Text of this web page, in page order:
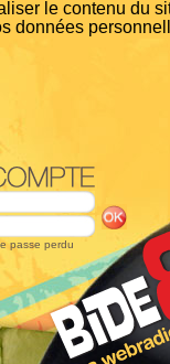
le contenu du
données
passe perdu